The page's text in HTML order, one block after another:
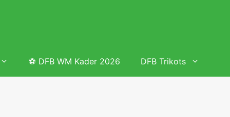
⚽ DFB WM Kader 2026 DFB Trikots